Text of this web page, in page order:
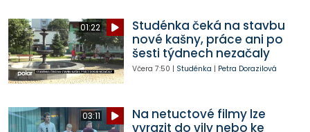
01:22
Studénka čeká na stavbu
nové kašny, práce ani po
šesti týdnech nezačaly
Včera 7:50 | Studénka | Petra Dorazilová
03:11
Na netuctové filmy lze
vyrazit do vily nebo ke